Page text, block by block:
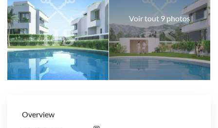
Voir tout 9 photos
Overview